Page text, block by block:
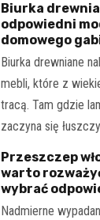
Biurka
odpowiedni
domowego
Biurka drewniane
mebli, które z
tracą. Tam gdzie
zaczyna się
Przeszczep
warto
wybrać
Nadmierne